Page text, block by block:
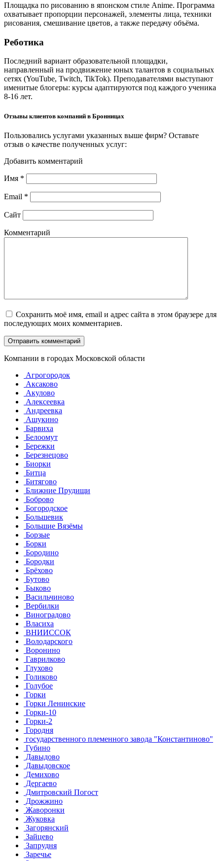
Площадка по рисованию в японском стиле Anime. Программа
охватывает пропорции персонажей, элементы лица, техники
рисования, смешивание цветов, а также передачу объёма.
Реботика
Последний вариант образовательной площадки,
направленный на продвижение юных талантов в социальных
сетях (YouTube, Twitch, TikTok). Преподавателями выступают
именитые блогеры: курсы адаптируются под каждого ученика
8-16 лет.
Отзывы клиентов компаний в Бронницах
Пользовались услугами указанных выше фирм? Оставьте
отзыв о качестве полученных услуг:
Добавить комментарий
Имя *
Email *
Сайт
Комментарий
Сохранить моё имя, email и адрес сайта в этом браузере для
последующих моих комментариев.
Компании в городах Московской области
Агрогородок
Аксаково
Акулово
Алексеевка
Андреевка
Ашукино
Барвиха
Белоомут
Бережки
Березнецово
Биорки
Битца
Битягово
Ближние Прудищи
Боброво
Богородское
Большевик
Большие Вязёмы
Борзые
Борки
Бородино
Бородки
Брёхово
Бутово
Быково
Васильчиново
Вербилки
Виноградово
Власиха
ВНИИССОК
Володарского
Воронино
Гаврилково
Глухово
Голиково
Голубое
Горки
Горки Ленинские
Горки-10
Горки-2
Городня
государственного племенного завода "Константиново"
Губино
Давыдово
Давыдовское
Демихово
Дергаево
Дмитровский Погост
Дрожжино
Жаворонки
Жуковка
Загорянский
Зайцево
Запрудня
Заречье